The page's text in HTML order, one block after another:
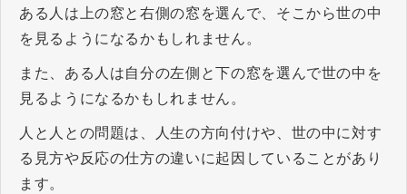
ある人は上の窓と右側の窓を選んで、そこから世の中
を見るようになるかもしれません。
また、ある人は自分の左側と下の窓を選んで世の中を
見るようになるかもしれません。
人と人との問題は、人生の方向付けや、世の中に対す
る見方や反応の仕方の違いに起因していることがあり
ます。